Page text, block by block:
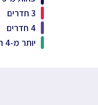
3 חדרים
4 חדרים
יותר מ-4 חדרים